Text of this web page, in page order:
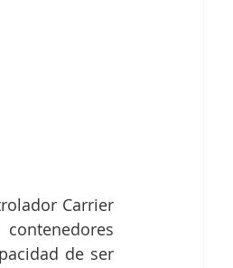
Carrier
de ser